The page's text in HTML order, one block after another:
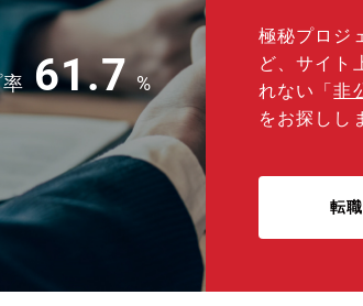
61.7 %
極秘プロジ
ど、サイト
れない「非
をお探しし
転